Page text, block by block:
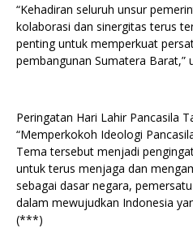
“Kehadiran seluruh unsur
kolaborasi dan sinergitas terus
penting untuk memperkuat
pembangunan Sumatera Barat,”
Peringatan Hari Lahir Pancasila
“Memperkokoh Ideologi
Tema tersebut menjadi
untuk terus menjaga dan
sebagai dasar negara,
dalam mewujudkan Indonesia
(***)